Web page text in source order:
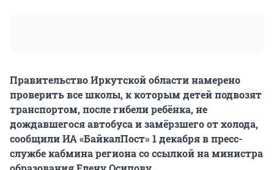
Правительство Иркутской области намерено
проверить все школы, к которым детей подвозят
транспортом, после гибели ребёнка, не
дождавшегося автобуса и замёрзшего от холода,
сообщили ИА «БайкалПост» 1 декабря в пресс-
службе кабмина региона со ссылкой на министра